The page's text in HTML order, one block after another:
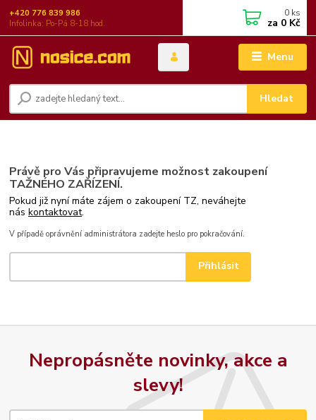
Menu
Hledat
+420 776 839 986
Infolinka: Po-Pá 8-18 hod.
0 ks
za 0 Kč
Právě pro Vás připravujeme možnost zakoupení
TAŽNÉHO ZAŘÍZENÍ.
Pokud již nyní máte zájem o zakoupení TZ, neváhejte
náskontaktovat.
V případě oprávnění administrátora zadejte heslo pro pokračování.
Nepropásněte novinky, akce a
slevy!